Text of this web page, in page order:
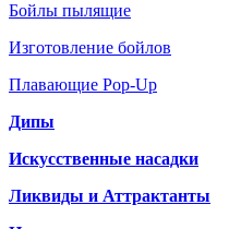
Бойлы пылящие
Изготовление бойлов
Плавающие Pop-Up
Дипы
Искусственные насадки
Ликвиды и Аттрактанты